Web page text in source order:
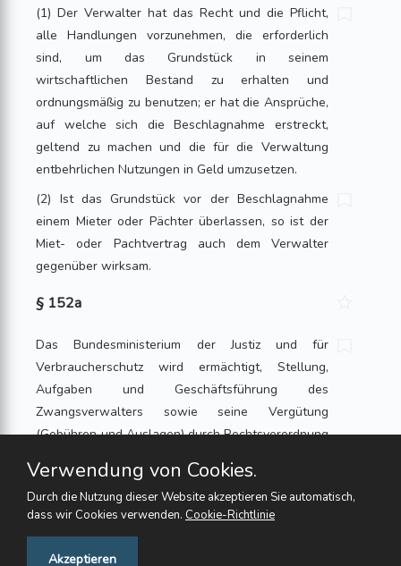
(1) Der Verwalter hat das Recht und die Pflicht,
alle Handlungen vorzunehmen, die erforderlich
sind, um das Grundstück in seinem
wirtschaftlichen Bestand zu erhalten und
ordnungsmäßig zu benutzen; er hat die Ansprüche,
auf welche sich die Beschlagnahme erstreckt,
geltend zu machen und die für die Verwaltung
entbehrlichen Nutzungen in Geld umzusetzen.
(2) Ist das Grundstück vor der Beschlagnahme
einem Mieter oder Pächter überlassen, so ist der
Miet- oder Pachtvertrag auch dem Verwalter
gegenüber wirksam.
§ 152a
Das Bundesministerium der Justiz und für
Verbraucherschutz wird ermächtigt, Stellung,
Aufgaben und Geschäftsführung des
Zwangsverwalters sowie seine Vergütung
(Gebühren und Auslagen) durch Rechtsverordnung
Die Höhe der Vergütung ist an der Art und dem
Umfang der Aufgabe sowie an der Leistung des
Zwangsverwalters auszurichten. Es sind Mindest-
Verwendung von Cookies.
Durch die Nutzung dieser Website akzeptieren Sie automatisch,
dass wir Cookies verwenden. Cookie-Richtlinie
Akzeptieren